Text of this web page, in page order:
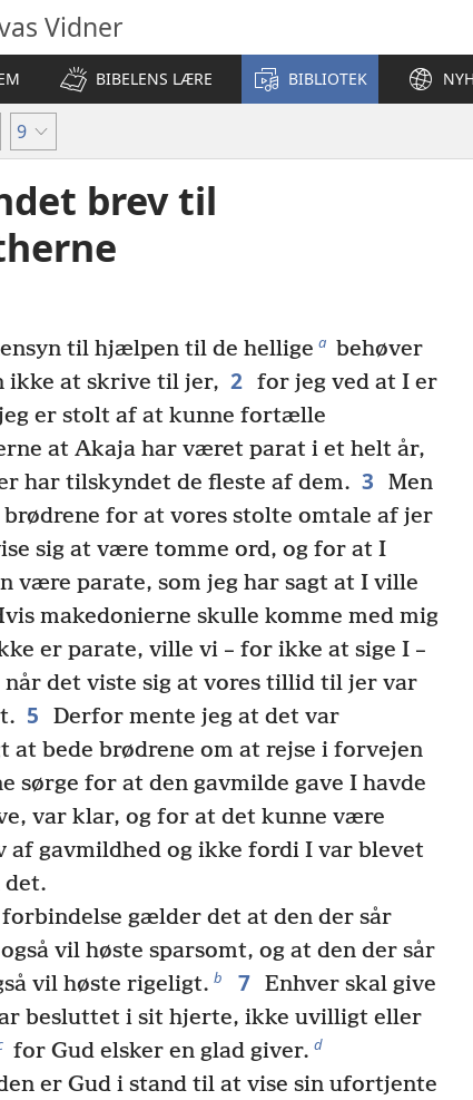
Vidner
BIBELENS LÆRE BIBLIOTEK
9
brev til
til hjælpen til de hellige a behøver
ikke at skrive til jer, 2 for jeg ved at I er
er stolt af at kunne fortælle
at Akaja har været parat i et helt år,
har tilskyndet de fleste af dem. 3
Men
brødrene for at vores stolte omtale af jer
sig at være tomme ord, og for at I
være parate, som jeg har sagt at I ville
makedonierne skulle komme med mig
er parate, ville vi – for ikke at sige I –
det viste sig at vores tillid til jer var
5
Derfor mente jeg at det var
at bede brødrene om at rejse i forvejen
sørge for at den gavmilde gave I havde
var klar, og for at det kunne være
af gavmildhed og ikke fordi I var blevet
gælder det at den der sår
vil høste sparsomt, og at den der sår
vil høste rigeligt. b 7 Enhver skal give
besluttet i sit hjerte, ikke uvilligt eller
for Gud elsker en glad giver. d
er Gud i stand til at vise sin ufortjente